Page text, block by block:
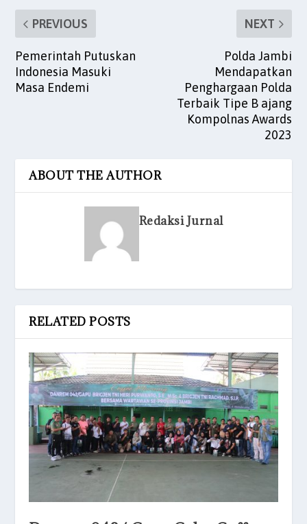
PREVIOUS
Pemerintah Putuskan
Indonesia Masuki
Masa Endemi
NEXT
Polda Jambi
Mendapatkan
Penghargaan Polda
Terbaik Tipe B ajang
Kompolnas Awards
2023
ABOUT THE AUTHOR
Redaksi Jurnal
RELATED POSTS